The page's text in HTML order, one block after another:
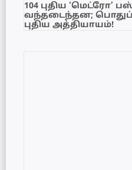
104 புதிய ‘மெட்ரோ’
வந்தடைந்தன; பொதுப்
புதிய அத்தியாயம்!